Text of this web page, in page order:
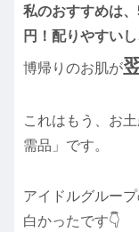
私のおすすめは
円！配りやすい
博帰りのお肌が
これはもう、お
需品」です。
アイドルグルー
白かったです👇️